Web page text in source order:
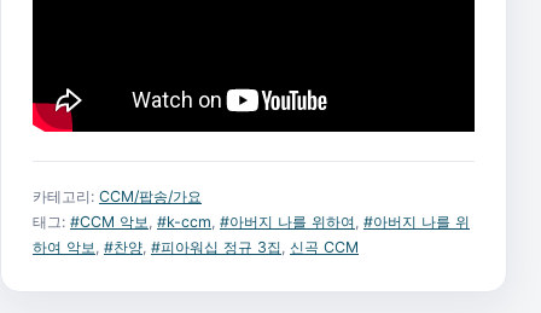
카테고리: CCM/팝송/가요
태그: #CCM 악보 #k-ccm #아버지 나를 위하여 #아버지 나를 위
하여 악보 #찬양 #피아워십 정규 3집 신곡 CCM